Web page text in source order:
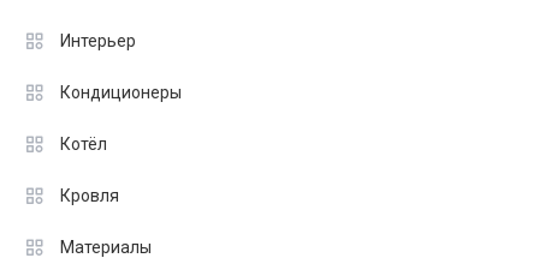
Интерьер
Кондиционеры
Котёл
Кровля
Материалы